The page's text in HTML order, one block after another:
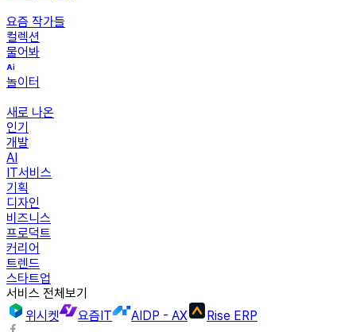
요즘 작가들
컬렉션
물어봐
놀이터
새로 나온
인기
개발
AI
IT서비스
기획
디자인
비즈니스
프로덕트
커리어
트렌드
스타트업
서비스 전체보기
위시켓
요즘IT AIDP - AX Rise ERP